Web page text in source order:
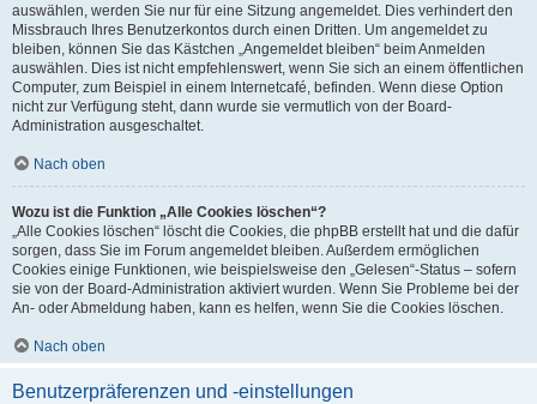
auswählen, werden Sie nur für eine Sitzung angemeldet. Dies verhindert den
Missbrauch Ihres Benutzerkontos durch einen Dritten. Um angemeldet zu
bleiben, können Sie das Kästchen „Angemeldet bleiben“ beim Anmelden
auswählen. Dies ist nicht empfehlenswert, wenn Sie sich an einem öffentlichen
Computer, zum Beispiel in einem Internetcafé, befinden. Wenn diese Option
nicht zur Verfügung steht, dann wurde sie vermutlich von der Board-
Administration ausgeschaltet.
Nach oben
Wozu ist die Funktion „Alle Cookies löschen“?
„Alle Cookies löschen“ löscht die Cookies, die phpBB erstellt hat und die dafür
sorgen, dass Sie im Forum angemeldet bleiben. Außerdem ermöglichen
Cookies einige Funktionen, wie beispielsweise den „Gelesen“-Status – sofern
sie von der Board-Administration aktiviert wurden. Wenn Sie Probleme bei der
An- oder Abmeldung haben, kann es helfen, wenn Sie die Cookies löschen.
Nach oben
Benutzerpräferenzen und -einstellungen